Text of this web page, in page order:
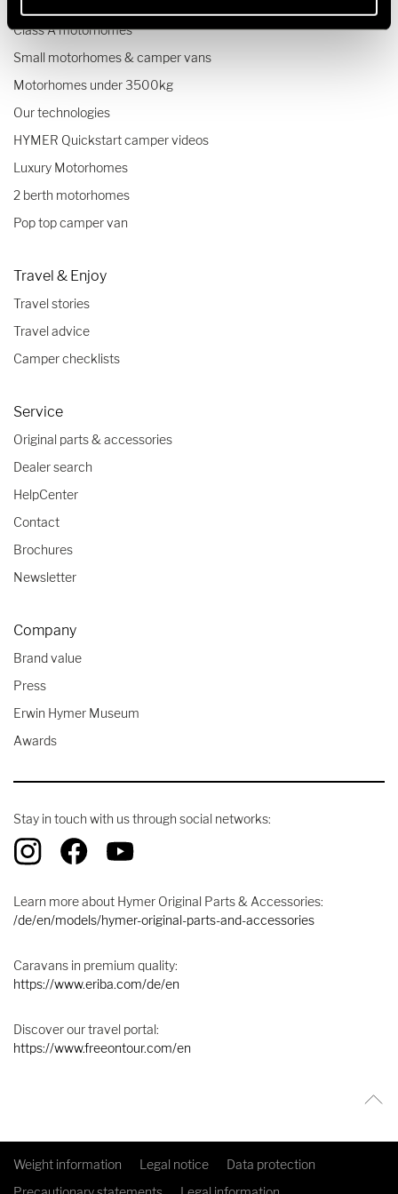
Class A motorhomes
Small motorhomes & camper vans
Motorhomes under 3500kg
Our technologies
HYMER Quickstart camper videos
Luxury Motorhomes
2 berth motorhomes
Pop top camper van
Travel & Enjoy
Travel stories
Travel advice
Camper checklists
Service
Original parts & accessories
Dealer search
HelpCenter
Contact
Brochures
Newsletter
Company
Brand value
Press
Erwin Hymer Museum
Awards
Stay in touch with us through social networks:
Learn more about Hymer Original Parts & Accessories:
/de/en/models/hymer-original-parts-and-accessories
Caravans in premium quality:
https://www.eriba.com/de/en
Discover our travel portal:
https://www.freeontour.com/en
Weight information Legal notice
Data protection